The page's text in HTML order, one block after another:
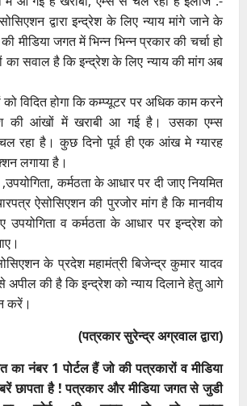
द्वारा इन्द्रेश के लिए न्याय मांगे जाने के
मीडिया जगत में भिन्न भिन्न प्रकार की चर्चा हो
का सवाल है कि इन्द्रेश के लिए न्याय की मांग अब
विदित होगा कि कम्प्यूटर पर अधिक काम करने
की आंखों में खराबी आ गई है। उसका एम्स
रहा है। कुछ दिनो पूर्व ही एक आंख मे ग्यारह
लगाया है।
कर्मठता के आधार पर दी जाए नियमित
ऐसोसिएशन की पुरजोर मांग है कि मानवीय
उपयोगिता व कर्मठता के आधार पर इन्द्रेश को
के प्रदेश महामंत्री बिजेन्द्र कुमार यादव
अपील की है कि इन्द्रेश को न्याय दिलाने हेतु आगे
करें।
(पत्रकार सुरेन्द्र अग्रवाल द्वारा)
का नंबर 1 पोर्टल हैं जो की पत्रकारों व मीडिया
छापता है ! पत्रकार और मीडिया जगत से जुडी